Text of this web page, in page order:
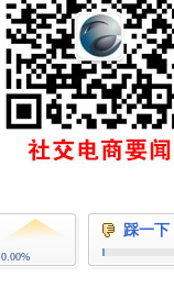
0.00%
踩一下